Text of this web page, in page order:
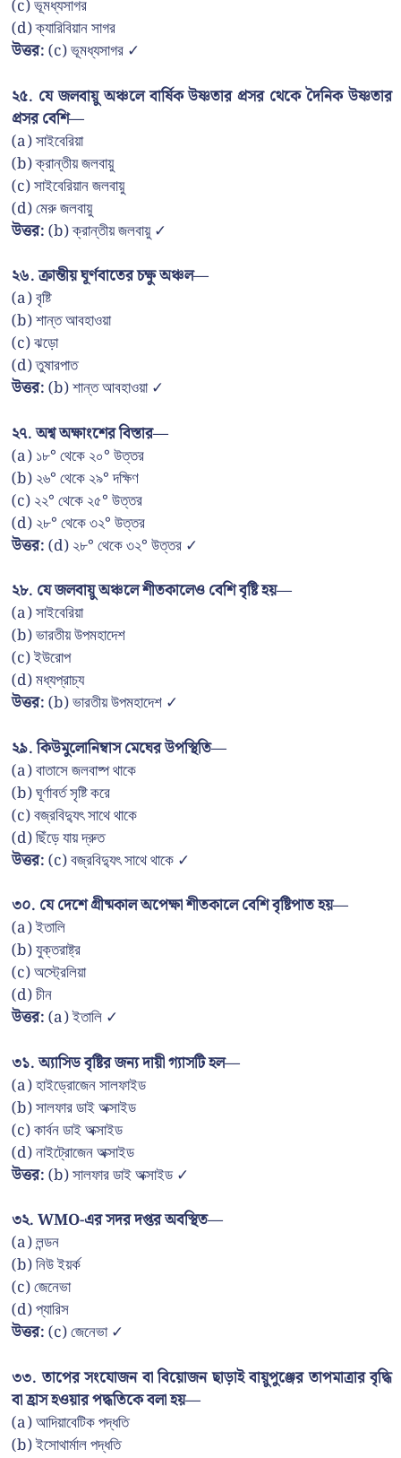
(c) ভূমধ্যসাগর
(d) ক্যারিবিয়ান সাগর
উত্তর:(c) ভূমধ্যসাগর ✓
২৫. যে জলবায়ু অঞ্চলে বার্ষিক উষ্ণতার প্রসর থেকে দৈনিক উষ্ণতার
প্রসর বেশি—
(a) সাইবেরিয়া
(b) ক্রান্তীয় জলবায়ু
(c) সাইবেরিয়ান জলবায়ু
(d) মেরু জলবায়ু
উত্তর:(b) ক্রান্তীয় জলবায়ু ✓
২৬. ক্রান্তীয় ঘূর্ণবাতের চক্ষু অঞ্চল—
(a) বৃষ্টি
(b) শান্ত আবহাওয়া
(c) ঝড়ো
(d) তুষারপাত
উত্তর:(b) শান্ত আবহাওয়া ✓
২৭. অশ্ব অক্ষাংশের বিস্তার—
(a) ১৮° থেকে ২০° উত্তর
(b) ২৬° থেকে ২৯° দক্ষিণ
(c) ২২° থেকে ২৫° উত্তর
(d) ২৮° থেকে ৩২° উত্তর
উত্তর:(d) ২৮° থেকে ৩২° উত্তর ✓
২৮. যে জলবায়ু অঞ্চলে শীতকালেও বেশি বৃষ্টি হয়—
(a) সাইবেরিয়া
(b) ভারতীয় উপমহাদেশ
(c) ইউরোপ
(d) মধ্যপ্রাচ্য
উত্তর:(b) ভারতীয় উপমহাদেশ ✓
২৯. কিউমুলোনিম্বাস মেঘের উপস্থিতি—
(a) বাতাসে জলবাষ্প থাকে
(b) ঘূর্ণাবর্ত সৃষ্টি করে
(c) বজ্রবিদ্যুৎ সাথে থাকে
(d) ছিঁড়ে যায় দ্রুত
উত্তর:(c) বজ্রবিদ্যুৎ সাথে থাকে ✓
৩০. যে দেশে গ্রীষ্মকাল অপেক্ষা শীতকালে বেশি বৃষ্টিপাত হয়—
(a) ইতালি
(b) যুক্তরাষ্ট্র
(c) অস্ট্রেলিয়া
(d) চীন
উত্তর:(a) ইতালি ✓
৩১. অ্যাসিড বৃষ্টির জন্য দায়ী গ্যাসটি হল—
(a) হাইড্রোজেন সালফাইড
(b) সালফার ডাই অক্সাইড
(c) কার্বন ডাই অক্সাইড
(d) নাইট্রোজেন অক্সাইড
উত্তর:(b) সালফার ডাই অক্সাইড ✓
৩২. WMO-এর সদর দপ্তর অবস্থিত—
(a) লন্ডন
(b) নিউ ইয়র্ক
(c) জেনেভা
(d) প্যারিস
উত্তর:(c) জেনেভা ✓
৩৩. তাপের সংযোজন বা বিয়োজন ছাড়াই বায়ুপুঞ্জের তাপমাত্রার বৃদ্ধি
বা হ্রাস হওয়ার পদ্ধতিকে বলা হয়—
(a) আদিয়াবেটিক পদ্ধতি
(b) ইসোথার্মাল পদ্ধতি